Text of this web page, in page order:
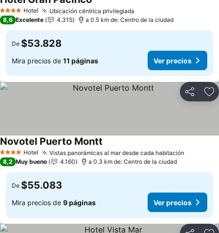
4 EstrellasHotel Ubicación céntrica privilegiada
8,6 Excelente 4.315 a 0.5 km de: Centro de la ciudad
De $53.828
Mira precios de 11 páginas Ver precios
Compartir
4 EstrellasHotel Vistas panorámicas al mar desde cada habitación
Novotel Puerto Montt
8,2 Muy bueno 4.160 a 0.3 km de: Centro de la ciudad
De $55.083
Mira precios de 9 páginas Ver precios